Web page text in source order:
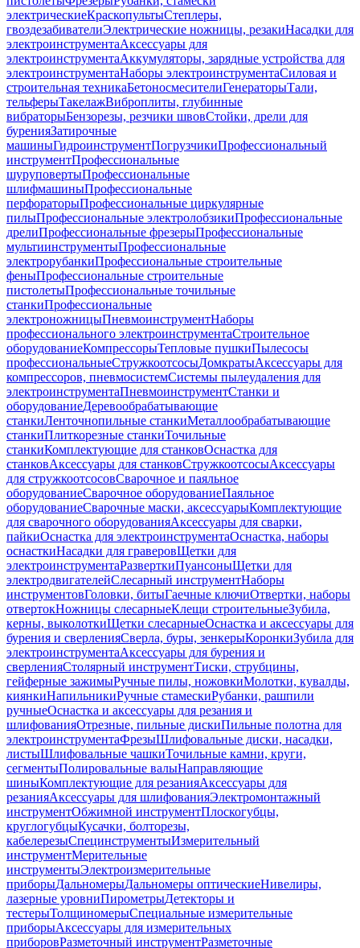
электрическиеКраскопультыСтеплеры,
гвоздезабивателиЭлектрические ножницы, резакиНасадки для
электроинструментаАксессуары для
электроинструментаАккумуляторы, зарядные устройства для
электроинструментаНаборы электроинструментаСиловая и
строительная техникаБетоносмесителиГенераторыТали,
тельферыТакелажВиброплиты, глубинные
вибраторыБензорезы, резчики швовСтойки, дрели для
буренияЗатирочные
машиныГидроинструментПогрузчикиПрофессиональный
инструментПрофессиональные
шуруповертыПрофессиональные
шлифмашиныПрофессиональные
перфораторыПрофессиональные циркулярные
пилыПрофессиональные электролобзикиПрофессиональные
дрелиПрофессиональные фрезерыПрофессиональные
мультиинструментыПрофессиональные
электрорубанкиПрофессиональные строительные
феныПрофессиональные строительные
пистолетыПрофессиональные точильные
станкиПрофессиональные
электроножницыПневмоинструментНаборы
профессионального электроинструментаСтроительное
оборудованиеКомпрессорыТепловые пушкиПылесосы
профессиональныеСтружкоотсосыДомкратыАксессуары для
компрессоров, пневмосистемСистемы пылеудаления для
электроинструментаПневмоинструментСтанки и
оборудованиеДеревообрабатывающие
станкиЛенточнопильные станкиМеталлообрабатывающие
станкиПлиткорезные станкиТочильные
станкиКомплектующие для станковОснастка для
станковАксессуары для станковСтружкоотсосыАксессуары
для стружкоотсосовСварочное и паяльное
оборудованиеСварочное оборудованиеПаяльное
оборудованиеСварочные маски, аксессуарыКомплектующие
для сварочного оборудованияАксессуары для сварки,
пайкиОснастка для электроинструментаОснастка, наборы
оснасткиНасадки для граверовЩетки для
электроинструментаРазверткиПуансоныЩетки для
электродвигателейСлесарный инструментНаборы
инструментовГоловки, битыГаечные ключиОтвертки, наборы
отвертокНожницы слесарныеКлещи строительныеЗубила,
керны, выколоткиЩетки слесарныеОснастка и аксессуары для
бурения и сверленияСверла, буры, зенкерыКоронкиЗубила для
электроинструментаАксессуары для бурения и
сверленияСтолярный инструментТиски, струбцины,
гейферные зажимыРучные пилы, ножовкиМолотки, кувалды,
киянкиНапильникиРучные стамескиРубанки, рашпили
ручныеОснастка и аксессуары для резания и
шлифованияОтрезные, пильные дискиПильные полотна для
электроинструментаФрезыШлифовальные диски, насадки,
листыШлифовальные чашкиТочильные камни, круги,
сегментыПолировальные валыНаправляющие
шиныКомплектующие для резанияАксессуары для
резанияАксессуары для шлифованияЭлектромонтажный
инструментОбжимной инструментПлоскогубцы,
круглогубцыКусачки, болторезы,
кабелерезыСпецинструментыИзмерительный
инструментМерительные
инструментыЭлектроизмерительные
приборыДальномерыДальномеры оптическиеНивелиры,
лазерные уровниПирометрыДетекторы и
тестерыТолщиномерыСпециальные измерительные
приборыАксессуары для измерительных
приборовРазметочный инструментРазметочные